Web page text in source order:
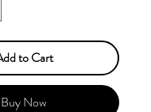
to Cart
Buy Now